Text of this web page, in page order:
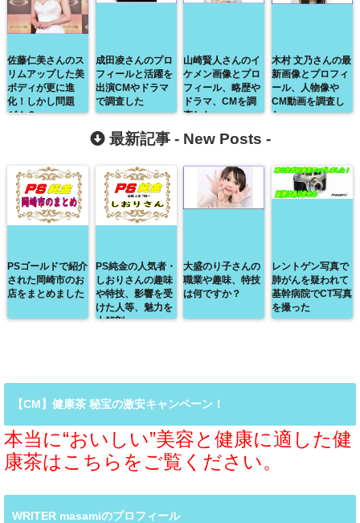
佐藤仁美さんのス
リムアップした美
ボディが更に進
化！しかし問題
が！？
成田凌さんのプロ
フィールと活躍を
出演CMやドラマ
で調査した
山崎賢人さんのイ
ケメン画像とプロ
フィール、略歴や
ドラマ、CMを調
査した
木村 文乃さんの最
新画像とプロフィ
ール、人物像や
CM動画を調査し
た
最新記事 - New Posts -
PSゴールドで紹介
された岡崎市のお
店をまとめました
PS純金の人気者・
しおりさんの趣味
や特技、影響を受
けた人等、魅力を
大解剖
大盛のり子さんの
職業や趣味、特技
は何ですか？
レントゲン写真で
肺がんを疑われて
基幹病院でCT写真
を撮った
【CM】健康茶 秘宝の激安キャンペーン！
本当に“おいしい”美容と健康に適した健
康茶はこちらをご覧ください。
WRITER masamiのプロフィール